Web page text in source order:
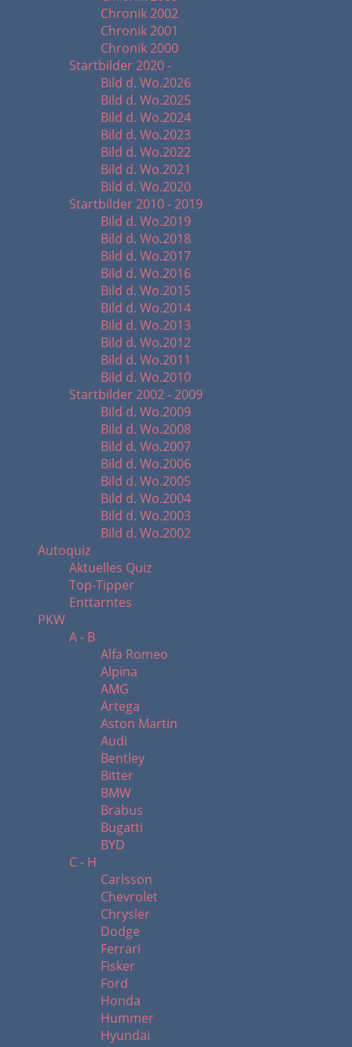
Chronik 2002
Chronik 2001
Chronik 2000
Startbilder 2020 -
Bild d. Wo.2026
Bild d. Wo.2025
Bild d. Wo.2024
Bild d. Wo.2023
Bild d. Wo.2022
Bild d. Wo.2021
Bild d. Wo.2020
Startbilder 2010 - 2019
Bild d. Wo.2019
Bild d. Wo.2018
Bild d. Wo.2017
Bild d. Wo.2016
Bild d. Wo.2015
Bild d. Wo.2014
Bild d. Wo.2013
Bild d. Wo.2012
Bild d. Wo.2011
Bild d. Wo.2010
Startbilder 2002 - 2009
Bild d. Wo.2009
Bild d. Wo.2008
Bild d. Wo.2007
Bild d. Wo.2006
Bild d. Wo.2005
Bild d. Wo.2004
Bild d. Wo.2003
Bild d. Wo.2002
Autoquiz
Aktuelles Quiz
Top-Tipper
Enttarntes
PKW
A - B
Alfa Romeo
Alpina
AMG
Artega
Aston Martin
Audi
Bentley
Bitter
BMW
Brabus
Bugatti
BYD
C - H
Carlsson
Chevrolet
Chrysler
Dodge
Ferrari
Fisker
Ford
Honda
Hummer
Hyundai